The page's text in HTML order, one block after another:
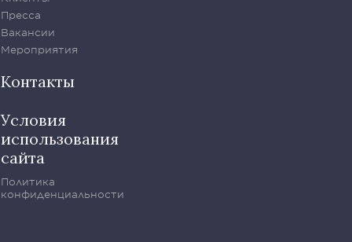
Пресса
Вакансии
Мероприятия
Контакты
Условия
использования
сайта
Политика
конфиденциальности